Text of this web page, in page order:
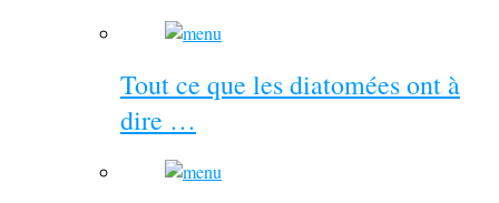
Tout ce que les diatomées ont à
dire …